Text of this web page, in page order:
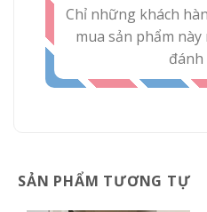
Chỉ những khách
mua sản phẩm
đánh
SẢN PHẨM TƯƠNG TỰ